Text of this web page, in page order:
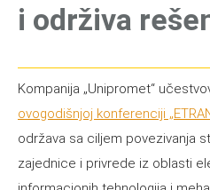
i održiva
Kompanija „Unipromet“
ovogodišnjoj konferenciji
održava sa ciljem povezivanja
zajednice i privrede iz oblasti